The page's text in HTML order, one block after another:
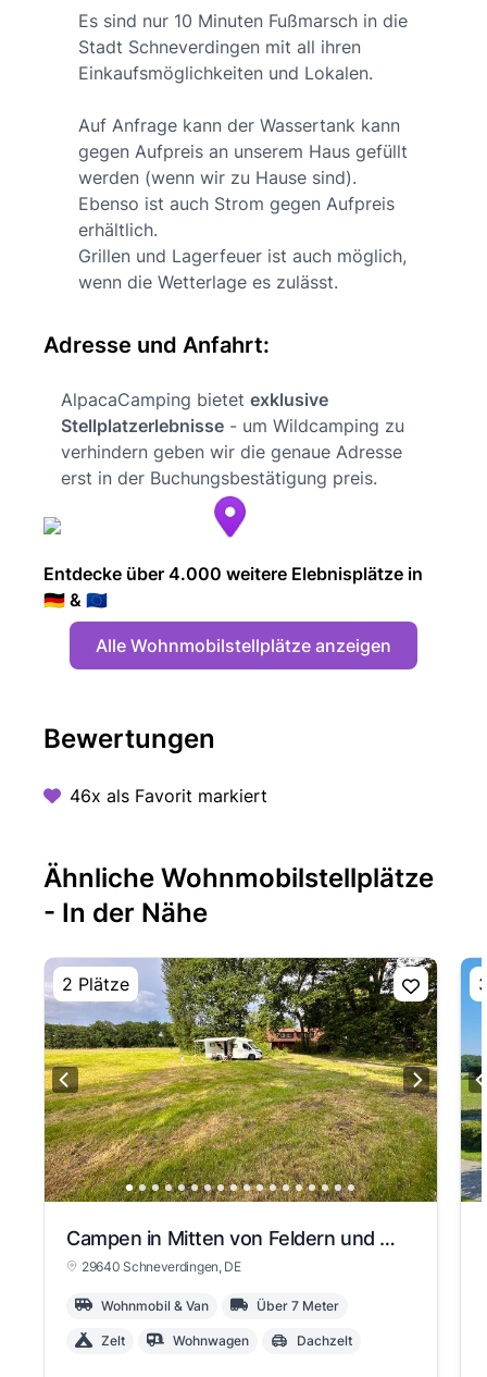
Es sind nur 10 Minuten Fußmarsch in die
Stadt Schneverdingen mit all ihren
Einkaufsmöglichkeiten und Lokalen.
Auf Anfrage kann der Wassertank kann
gegen Aufpreis an unserem Haus gefüllt
werden (wenn wir zu Hause sind).
Ebenso ist auch Strom gegen Aufpreis
erhältlich.
Grillen und Lagerfeuer ist auch möglich,
wenn die Wetterlage es zulässt.
Adresse und Anfahrt:
AlpacaCamping bietet exklusive
Stellplatzerlebnisse - um Wildcamping zu
verhindern geben wir die genaue Adresse
erst in der Buchungsbestätigung preis.
Entdecke über 4.000 weitere Elebnisplätze in
🇩🇪 & 🇪🇺
Alle Wohnmobilstellplätze anzeigen
Bewertungen
46x als Favorit markiert
Ähnliche Wohnmobilstellplätze
- In der Nähe
2 Plätze
Campen in Mitten von Feldern und Wiesen
29640 Schneverdingen, DE
Wohnmobil & Van Über 7 Meter
Zelt Wohnwagen Dachzelt